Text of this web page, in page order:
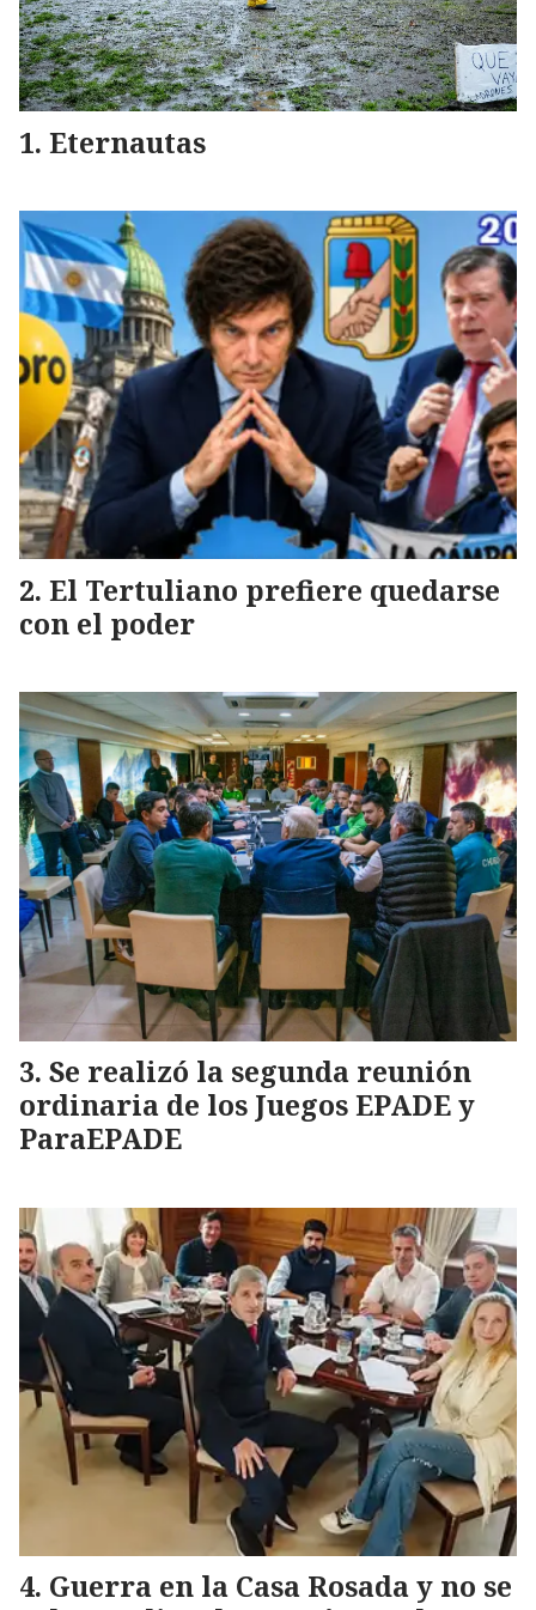
Eternautas
El Tertuliano prefiere quedarse
con el poder
Se realizó la segunda reunión
ordinaria de los Juegos EPADE y
ParaEPADE
Guerra en la Casa Rosada y no se